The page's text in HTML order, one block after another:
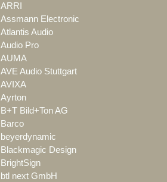
ARRI
Assmann Electronic
Atlantis Audio
Audio Pro
AUMA
AVE Audio Stuttgart
AVIXA
Ayrton
B+T Bild+Ton AG
Barco
beyerdynamic
Blackmagic Design
BrightSign
btl next GmbH